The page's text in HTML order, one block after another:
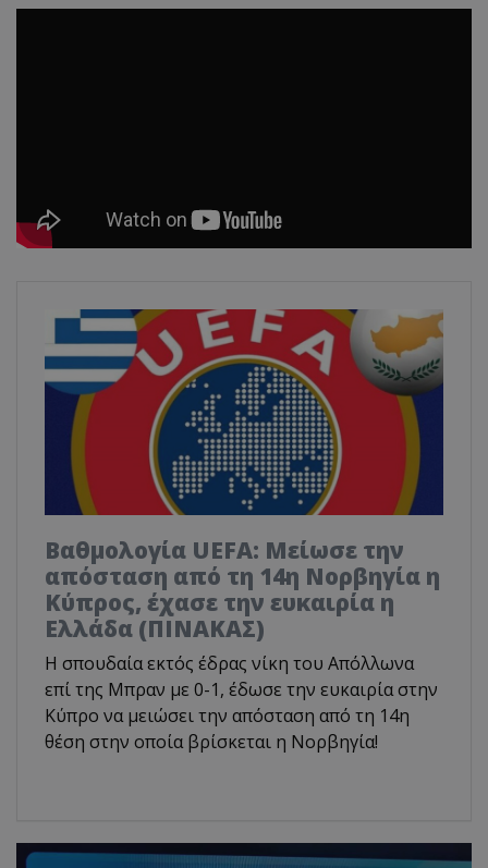
Βαθμολογία UEFA: Μείωσε την
απόσταση από τη 14η Νορβηγία η
Κύπρος, έχασε την ευκαιρία η
Ελλάδα (ΠΙΝΑΚΑΣ)
Η σπουδαία εκτός έδρας νίκη του Απόλλωνα
επί της Μπραν με 0-1, έδωσε την ευκαιρία στην
Κύπρο να μειώσει την απόσταση από τη 14η
θέση στην οποία βρίσκεται η Νορβηγία!